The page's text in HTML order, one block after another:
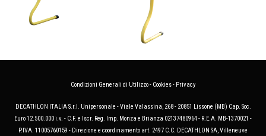
Condizioni Generali di Utilizzo- Cookies- Privacy
DECATHLON ITALIA S.r.l. Unipersonale - Viale Valassina, 268 - 20851 Lissone (MB) Cap. Soc.
Euro 12.500.000 i.v. - C.F. e Iscr. Reg. Imp. Monza e Brianza 02137480964 - R.E.A. MB-1370021 -
P.IVA. 11005760159 - Direzione e coordinamento art. 2497 C.C. DECATHLON SA, Villeneuve